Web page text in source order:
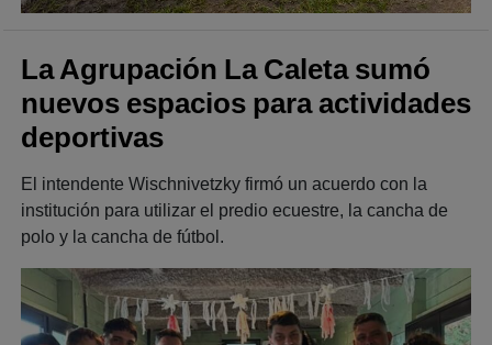
La Agrupación La Caleta sumó
nuevos espacios para actividades
deportivas
El intendente Wischnivetzky firmó un acuerdo con la
institución para utilizar el predio ecuestre, la cancha de
polo y la cancha de fútbol.